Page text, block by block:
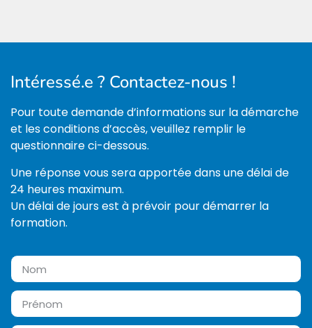
Intéressé.e ? Contactez-nous !
Pour toute demande d’informations sur la démarche
et les conditions d’accès, veuillez remplir le
questionnaire ci-dessous.
Une réponse vous sera apportée dans une délai de
24 heures maximum.
Un délai de jours est à prévoir pour démarrer la
formation.